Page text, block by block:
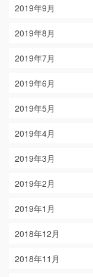
2019年9月
2019年8月
2019年7月
2019年6月
2019年5月
2019年4月
2019年3月
2019年2月
2019年1月
2018年12月
2018年11月